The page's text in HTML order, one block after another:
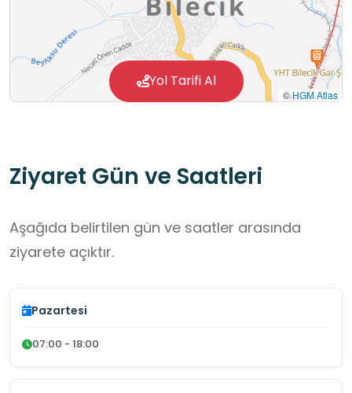
©HGM Atlas
Yol Tarifi Al
Ziyaret Gün ve Saatleri
Aşağıda belirtilen gün ve saatler arasında
ziyarete açıktır.
Pazartesi
07:00 - 18:00